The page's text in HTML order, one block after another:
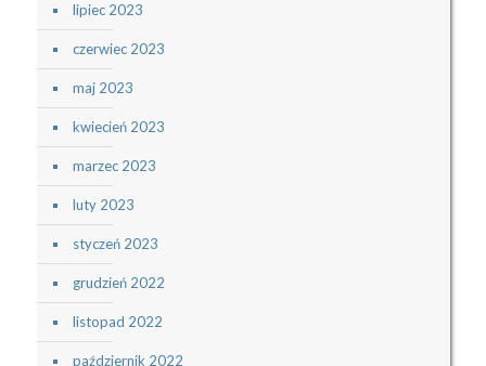
lipiec 2023
czerwiec 2023
maj 2023
kwiecień 2023
marzec 2023
luty 2023
styczeń 2023
grudzień 2022
listopad 2022
październik 2022